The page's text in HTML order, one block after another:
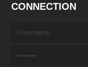
CONNECTION